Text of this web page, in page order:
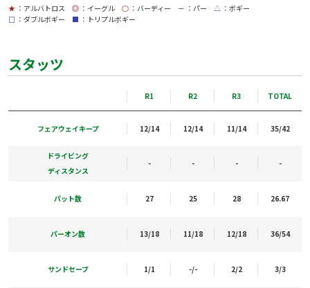
★ ：アルバトロス ◎ ：イーグル ○ ：バーディー － ：パー △ ：ボギー
□ ：ダブルボギー ■ ：トリプルボギー
スタッツ
R1 R2 R3 TOTAL
フェアウェイキープ 12/14 12/14 11/14 35/42
ドライビング
ディスタンス
- - - -
パット数 27 25 28 26.67
パーオン数 13/18 11/18 12/18 36/54
サンドセーブ 1/1 -/- 2/2 3/3